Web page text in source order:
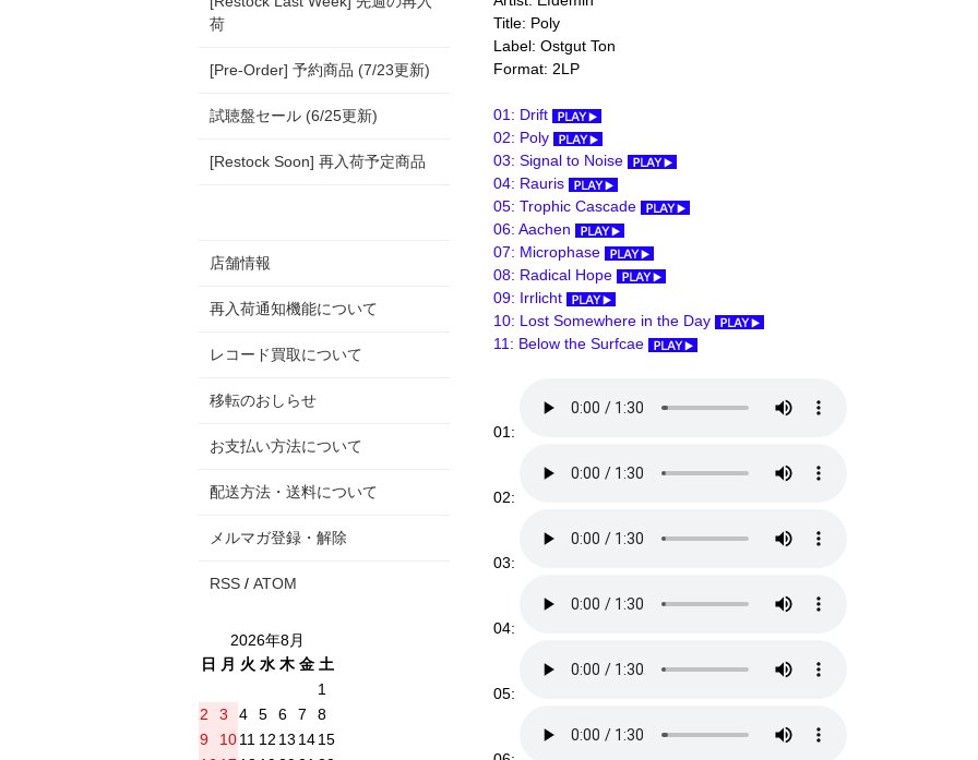
Title: Poly
Label: Ostgut Ton
Format: 2LP
01: Drift
02: Poly
03: Signal to Noise
04: Rauris
05: Trophic Cascade
06: Aachen
07: Microphase
08: Radical Hope
09: Irrlicht
10: Lost Somewhere in the Day
11: Below the Surfcae
01:
02:
03:
04:
05:
荷
[Pre-Order] 予約商品 (7/23更新)
試聴盤セール (6/25更新)
[Restock Soon] 再入荷予定商品
店舗情報
再入荷通知機能について
レコード買取について
移転のおしらせ
お支払い方法について
配送方法・送料について
メルマガ登録・解除
RSS / ATOM
2026年8月
日
月 火 水 木 金 土
1
2
3 4 5 6 7
8
9
1011 12 13 1415